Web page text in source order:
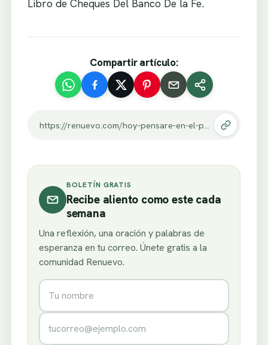
Libro de Cheques Del Banco De la Fe.
Compartir artículo:
https://renuevo.com/hoy-pensare-en-el-pobre.html
BOLETÍN GRATIS
Recibe aliento como este cada
semana
Una reflexión, una oración y palabras de
esperanza en tu correo. Únete gratis a la
comunidad Renuevo.
Nombre
Correo electrónico